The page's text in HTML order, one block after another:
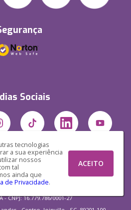
tecnologias
a sua experiência
nossos
tal
ainda que
de Privacidade.
ACEITO
Sociais
CNPJ: 16.779.786/0001-27